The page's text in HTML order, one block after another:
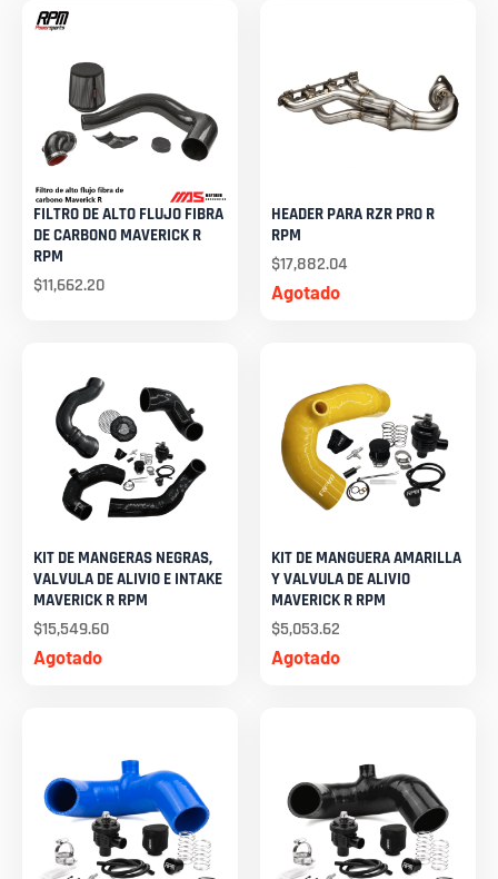
FILTRO DE ALTO FLUJO FIBRA
DE CARBONO MAVERICK R
RPM
$11,662.20 Agotado
HEADER PARA RZR PRO R
RPM
$17,882.04
Agotado
KIT DE MANGERAS NEGRAS,
VALVULA DE ALIVIO E INTAKE
MAVERICK R RPM
$15,549.60
Agotado
KIT DE MANGUERA AMARILLA
Y VALVULA DE ALIVIO
MAVERICK R RPM
$5,053.62